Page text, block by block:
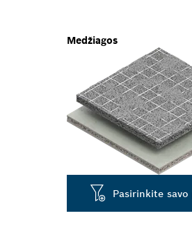
Medžiagos
Pasirinkite